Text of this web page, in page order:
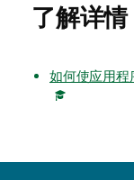
了解详情
如何使应用程